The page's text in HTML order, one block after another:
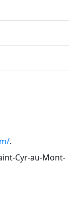
.
Cyr-au-Mont-